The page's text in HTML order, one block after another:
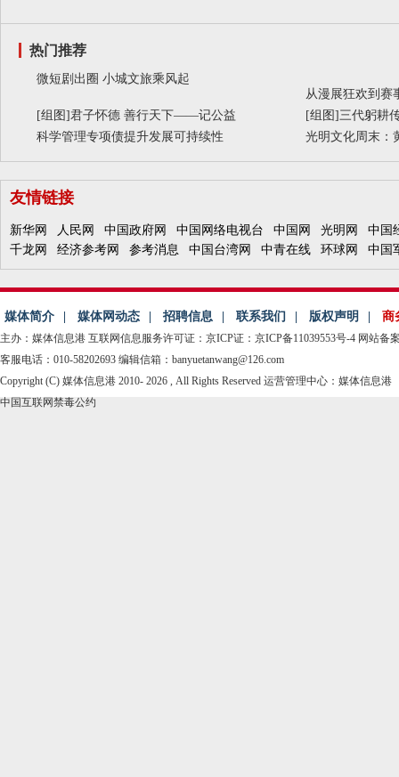
热门推荐
微短剧出圈 小城文旅乘风起
从漫展狂欢到赛
[组图]君子怀德 善行天下——记公益 [组图]三代躬耕
科学管理专项债提升发展可持续性
光明文化周末：
友情链接
新华网 人民网 中国政府网 中国网络电视台 中国网 光明网
中国
千龙网
经济参考网 参考消息 中国台湾网 中青在线 环球网 中国
媒体简介 媒体网动态 招聘信息 联系我们 版权声明 商
主办：媒体信息港 互联网信息服务许可证：京ICP证：京ICP备11039553号-4 网站备
客服电话：010-58202693 编辑信箱：banyuetanwang@126.com
Copyright (C) 媒体信息港 2010- 2026 , All Rights Reserved 运营管理中心：媒体信息港
中国互联网禁毒公约